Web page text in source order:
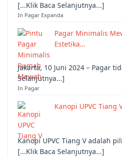
[...Klik Baca Selanjutnya...]
In Pagar Expanda
Pagar Minimalis
Estetika…
Jakarta, 10 Juni 2024 – Pagar
Selanjutnya...]
In Pagar
Kanopi UPVC Tiang
Kanopi UPVC Tiang V adalah
[...Klik Baca Selanjutnya...]